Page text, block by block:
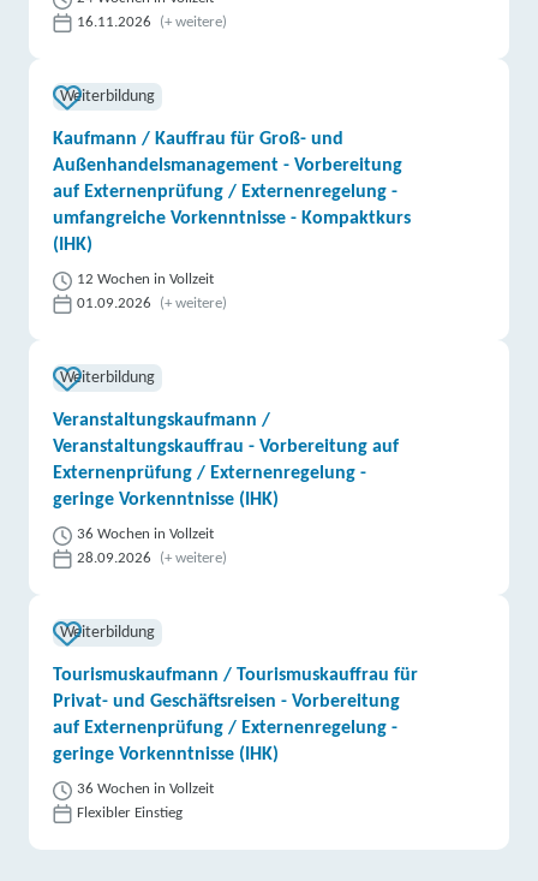
16.11.2026
(+ weitere)
Weiterbildung
Kaufmann / Kauffrau für Groß- und
Außenhandelsmanagement - Vorbereitung
auf Externenprüfung / Externenregelung -
umfangreiche Vorkenntnisse - Kompaktkurs
(IHK)
12 Wochen in Vollzeit
01.09.2026
(+ weitere)
Weiterbildung
Veranstaltungskaufmann /
Veranstaltungskauffrau - Vorbereitung auf
Externenprüfung / Externenregelung -
geringe Vorkenntnisse (IHK)
36 Wochen in Vollzeit
28.09.2026
(+ weitere)
Weiterbildung
Tourismuskaufmann / Tourismuskauffrau für
Privat- und Geschäftsreisen - Vorbereitung
auf Externenprüfung / Externenregelung -
geringe Vorkenntnisse (IHK)
36 Wochen in Vollzeit
Flexibler Einstieg